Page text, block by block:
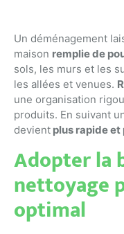
Un déménagement
maison remplie de
sols, les murs et les
les allées et venues.
une organisation
produits. En suivant
devient plus rapide
Adopter la
nettoyage
optimal